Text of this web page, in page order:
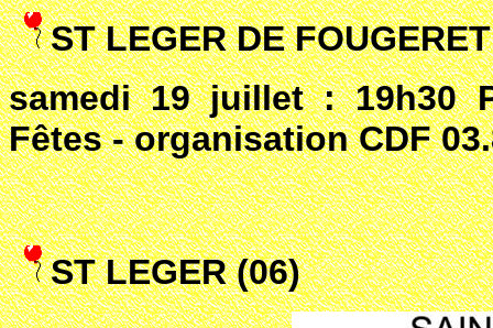
ST LEGER DE
samedi 19 juillet : 19h30
Fêtes - organisation CDF
ST LEGER (06)